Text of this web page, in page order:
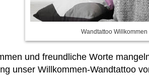
Wandtattoo
und freundliche Worte
unser Willkommen-Wandtattoo